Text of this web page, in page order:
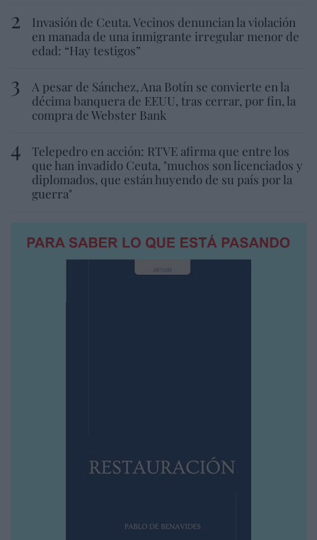
Invasión de Ceuta. Vecinos denuncian la violación
en manada de una inmigrante irregular menor de
edad: “Hay testigos”
A pesar de Sánchez, Ana Botín se convierte en la
décima banquera de EEUU, tras cerrar, por fin, la
compra de Webster Bank
Telepedro en acción: RTVE afirma que entre los
que han invadido Ceuta, "muchos son licenciados y
diplomados, que están huyendo de su país por la
guerra"